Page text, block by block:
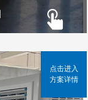
点击进入
方案详情